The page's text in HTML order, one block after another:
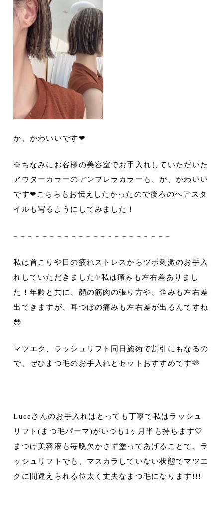
か、かわいいです❤︎
※ちなみにお客様の美容室でお手入れしていただいた
アウターカラーのアンブレラカラーも、か、かわいい
です❤︎こちらもお伝えしたかったので後ろのヘアスタ
イルも写るようにしてみました！
𓐄 𓐄 𓐄 𓐄 𓐄 𓐄 𓐄 𓐄 𓐄 𓐄 𓐄 𓐄 𓐄 𓐄 𓐄 𓐄 𓐄 𓐄 𓐄 𓐄 𓐄 𓐄
私は首こりや目の疲れストレスからツボ刺激のお手入
れしていただきました✨私は痛みも左右差ありまし
た！年齢と共に、顔の筋肉の張り方や、歪みも左右差
出てきますが、耳つぼの痛みも左右差が出るんですね
😳
マツエク、ラッシュリフト同日施術で割引にもなるの
で、ぜひまつ毛のお手入れとセットおすすめです🫶
Luceさんのお手入れはとっても丁寧で私はラッシュ
リフト(まつ毛パーマ)がいつも1ヶ月半も持ちます🤍
まつげ美容液も毎晩欠かさず塗ってあげることで、ラ
ッシュリフトでも、マスカラしていない状態でマツエ
クに間違えられる位太く丈夫なまつ毛になります!!!